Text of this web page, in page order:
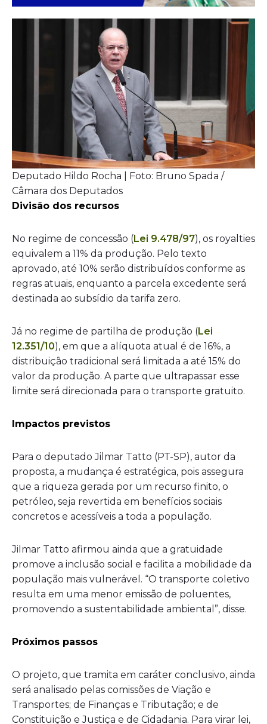
Deputado Hildo Rocha | Foto: Bruno Spada /
Câmara dos Deputados
Divisão dos recursos
No regime de concessão (Lei 9.478/97), os royalties
equivalem a 11% da produção. Pelo texto
aprovado, até 10% serão distribuídos conforme as
regras atuais, enquanto a parcela excedente será
destinada ao subsídio da tarifa zero.
Já no regime de partilha de produção (Lei
12.351/10), em que a alíquota atual é de 16%, a
distribuição tradicional será limitada a até 15% do
valor da produção. A parte que ultrapassar esse
limite será direcionada para o transporte gratuito.
Impactos previstos
Para o deputado Jilmar Tatto (PT-SP), autor da
proposta, a mudança é estratégica, pois assegura
que a riqueza gerada por um recurso finito, o
petróleo, seja revertida em benefícios sociais
concretos e acessíveis a toda a população.
Jilmar Tatto afirmou ainda que a gratuidade
promove a inclusão social e facilita a mobilidade da
população mais vulnerável. “O transporte coletivo
resulta em uma menor emissão de poluentes,
promovendo a sustentabilidade ambiental”, disse.
Próximos passos
O projeto, que tramita em caráter conclusivo, ainda
será analisado pelas comissões de Viação e
Transportes; de Finanças e Tributação; e de
Constituição e Justiça e de Cidadania. Para virar lei,